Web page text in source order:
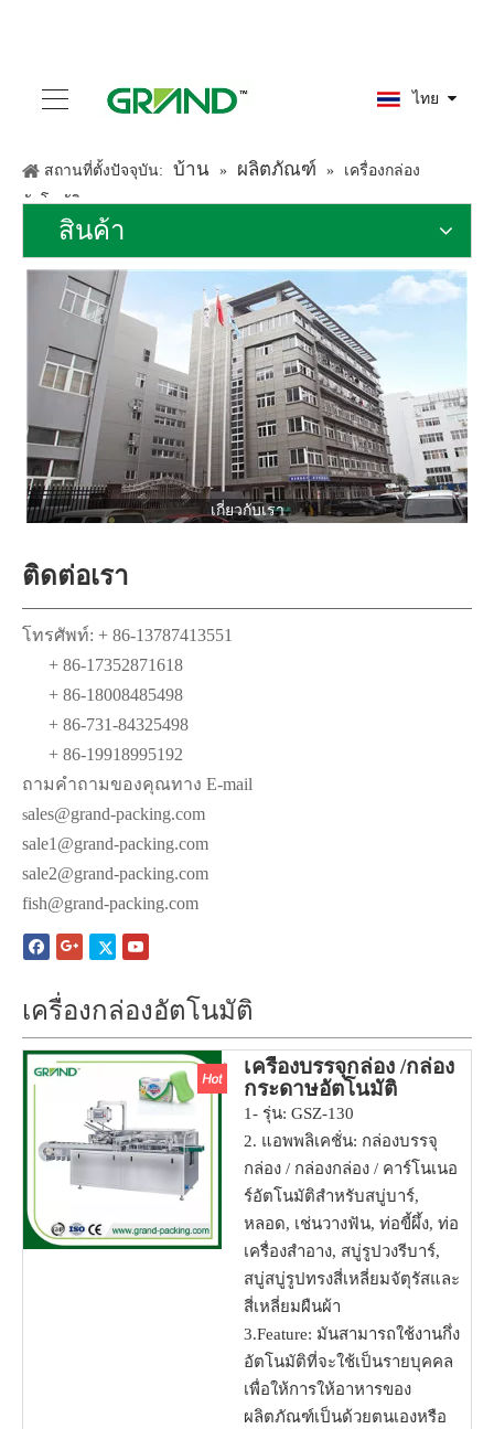
ไทย
สถานที่ตั้งปัจจุบัน: บ้าน » ผลิตภัณฑ์ »
เครื่องกล่อง
อัตโนมัติ
สินค้า
เกี่ยวกับเรา
ติดต่อเรา
โทรศัพท์: + 86-13787413551
+ 86-17352871618
+ 86-18008485498
+ 86-731-84325498
+ 86-19918995192
ถามคำถามของคุณทาง E-mail
sales@grand-packing.com
sale1@grand-packing.com
sale2@grand-packing.com
fish@grand-packing.com
เครื่องกล่องอัตโนมัติ
เครื่องบรรจุกล่อง /กล่อง
กระดาษอัตโนมัติ
สำหรับ SOAP /TUBE
1- รุ่น: GSZ-130
2. แอพพลิเคชั่น: กล่องบรรจุ
กล่อง / กล่องกล่อง / คาร์โนเนอ
ร์อัตโนมัติสำหรับสบู่บาร์,
หลอด, เช่นวางฟัน, ท่อขี้ผึ้ง, ท่อ
เครื่องสำอาง, สบู่รูปวงรีบาร์,
สบู่สบู่รูปทรงสี่เหลี่ยมจัตุรัสและ
สี่เหลี่ยมผืนผ้า
3.Feature: มันสามารถใช้งานกึ่ง
อัตโนมัติที่จะใช้เป็นรายบุคคล
เพื่อให้การให้อาหารของ
ผลิตภัณฑ์เป็นด้วยตนเองหรือ